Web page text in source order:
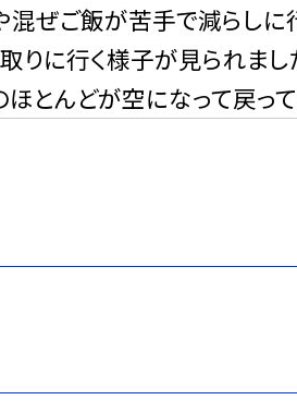
ご飯が苦手で減らしに
りに行く様子が見られま
とんどが空になって戻って